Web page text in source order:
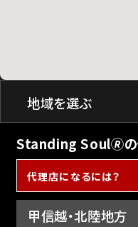
地域を選ぶ
Standing Soul🄬の
代理店になるには？
甲信越・北陸地方